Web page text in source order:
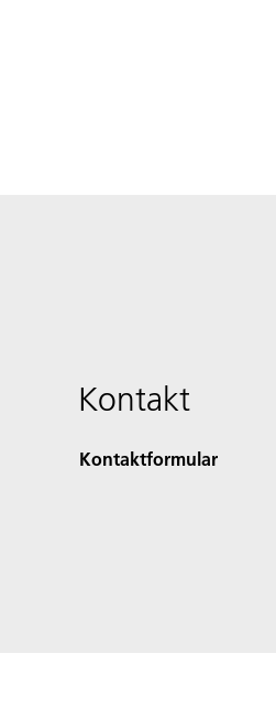
Kontakt
Kontaktformular